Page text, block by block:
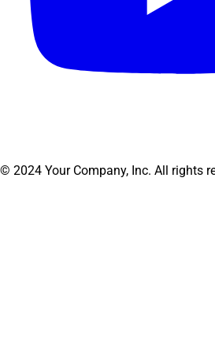
© 2024 Your Company, Inc. All rights